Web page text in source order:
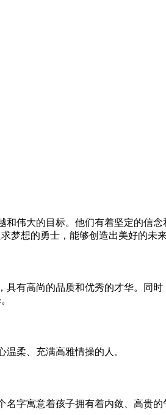
伟大的目标。他们有着坚定的信
梦想的勇士，能够创造出美好的未来
有高尚的品质和优秀的才华。同
柔、充满高雅情操的人。
字寓意着孩子拥有着内敛、高贵